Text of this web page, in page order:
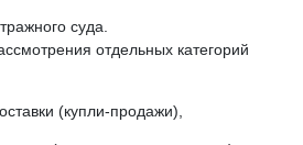
суда.
отдельных категорий
(купли-продажи),